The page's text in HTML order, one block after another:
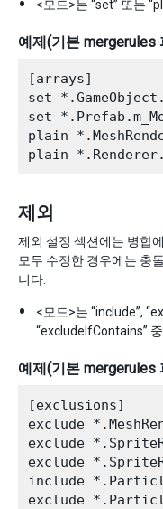
<모드>는 “set” 또는
예제(기본 mergerules
[arrays]
set
set
plain
제외
제외 설정 섹션에는 병합
모두 수정한 경우에는 충
니다.
<모드>는 “include”,
“excludeIfContains”
예제(기본 mergerules
[exclusions]
exclude
exclude
exclude
include
exclude